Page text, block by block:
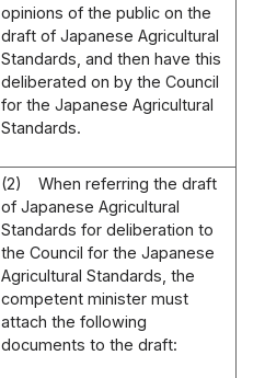
opinions of the public on the
draft of Japanese Agricultural
Standards, and then have this
deliberated on by the Council
for the Japanese Agricultural
Standards.
(2)
When referring the draft
of Japanese Agricultural
Standards for deliberation to
the Council for the Japanese
Agricultural Standards, the
competent minister must
attach the following
documents to the draft: